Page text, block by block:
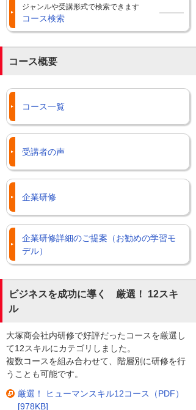
ジャンルや受講形式で検索できます
コース検索
コース概要
コース一覧
受講者の声
企業研修
企業研修詳細のご提案（お勧めの学習モ
デル）
ビジネスを成功に導く 厳選！ 12スキ
ル
大塚商会社内研修で好評だったコースを厳選し
て12スキルにカテゴリしました。
複数コースを組み合わせて、階層別に研修を行
うことも可能です。
厳選！ ヒューマンスキル12コース（PDF）
[978KB]